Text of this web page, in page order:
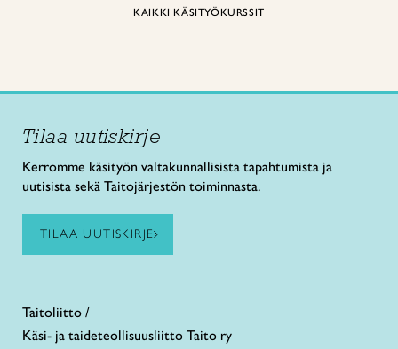
KAIKKI KÄSITYÖKURSSIT
Tilaa uutiskirje
Kerromme käsityön valtakunnallisista tapahtumista ja
uutisista sekä Taitojärjestön toiminnasta.
TILAA UUTISKIRJE
Taitoliitto /
Käsi- ja taideteollisuusliitto Taito ry